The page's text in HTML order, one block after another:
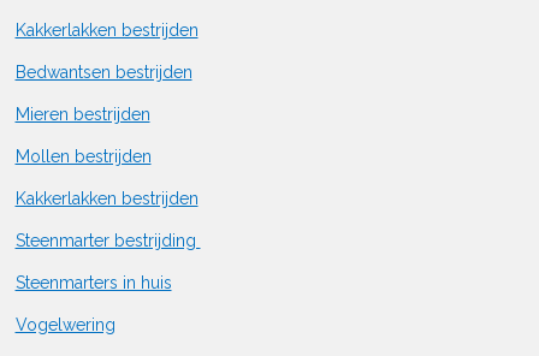
Kakkerlakken bestrijden
Bedwantsen bestrijden
Mieren bestrijden
Mollen bestrijden
Kakkerlakken bestrijden
Steenmarter bestrijding
Steenmarters in huis
Vogelwering